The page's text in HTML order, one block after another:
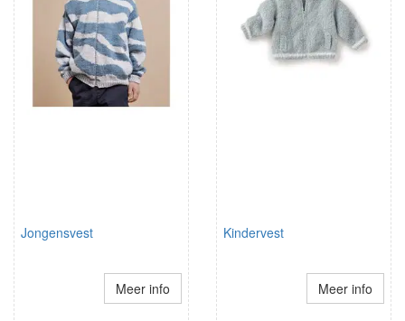
Jongensvest
Meer info
Kindervest
Meer info